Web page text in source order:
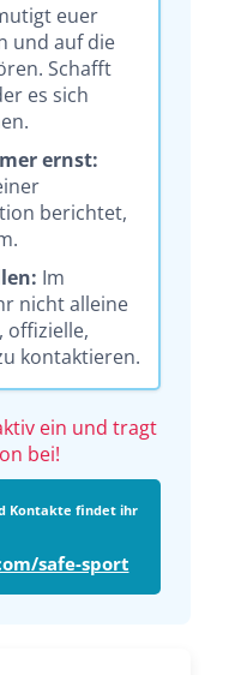
euer
und auf die
Schafft
es sich
ernst:
berichtet,
Im
nicht alleine
offizielle,
kontaktieren.
ein und tragt
bei!
Kontakte findet ihr
safe-sport